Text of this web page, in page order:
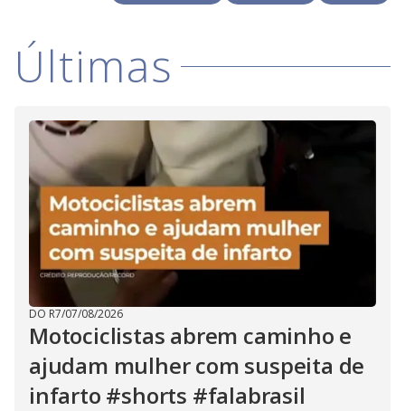
i
d
e
o
Últimas
DO R7/07/08/2026
Motociclistas abrem caminho e
ajudam mulher com suspeita de
infarto #shorts #falabrasil